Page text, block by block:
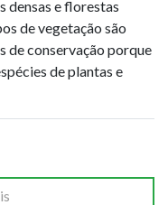
densas e florestas
de vegetação são
de conservação porque
de plantas e